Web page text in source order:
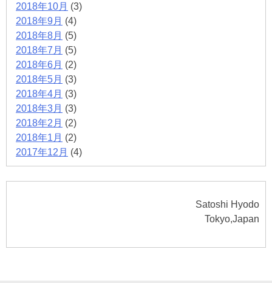
2018年10月 (3)
2018年9月 (4)
2018年8月 (5)
2018年7月 (5)
2018年6月 (2)
2018年5月 (3)
2018年4月 (3)
2018年3月 (3)
2018年2月 (2)
2018年1月 (2)
2017年12月 (4)
Satoshi Hyodo
Tokyo,Japan